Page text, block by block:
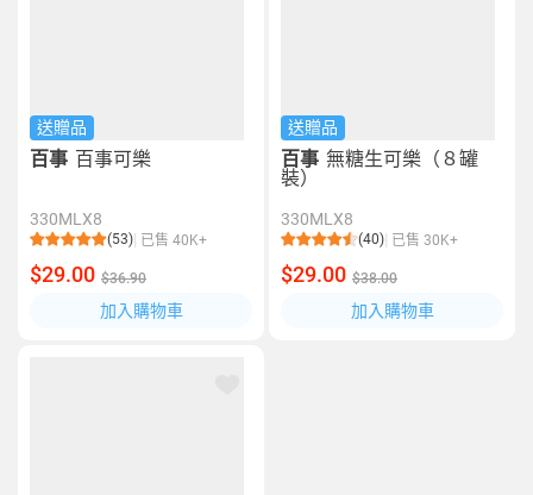
送贈品
百事 百事可樂
330MLX8
(53) 已售 40K+
$29.00 $36.90
加入購物車
送贈品
百事 無糖生可樂（８罐
裝）
330MLX8
(40) 已售 30K+
$29.00 $38.00
加入購物車